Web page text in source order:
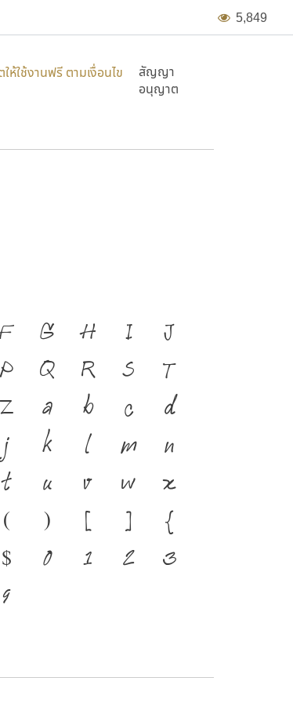
5,849
ห้ใช้งานฟรี ตามเงื่อนไข
สัญญา
อนุญาต
F G H I
J
P Q R S
T
Z a b c
d
j k l m
n
t u v w
x
( ) [ ]
{
$ 0 1 2
3
9
ทำให้ความเป็นชาติ
านเชื่อมตัวตนของ
ตัวพิมพ์ คือ เครื่อง
งอยู่ได้ แบบตัวพิมพ์
ลี่ยนแปลง คือ
นที่เชื่อมตัวตนของ